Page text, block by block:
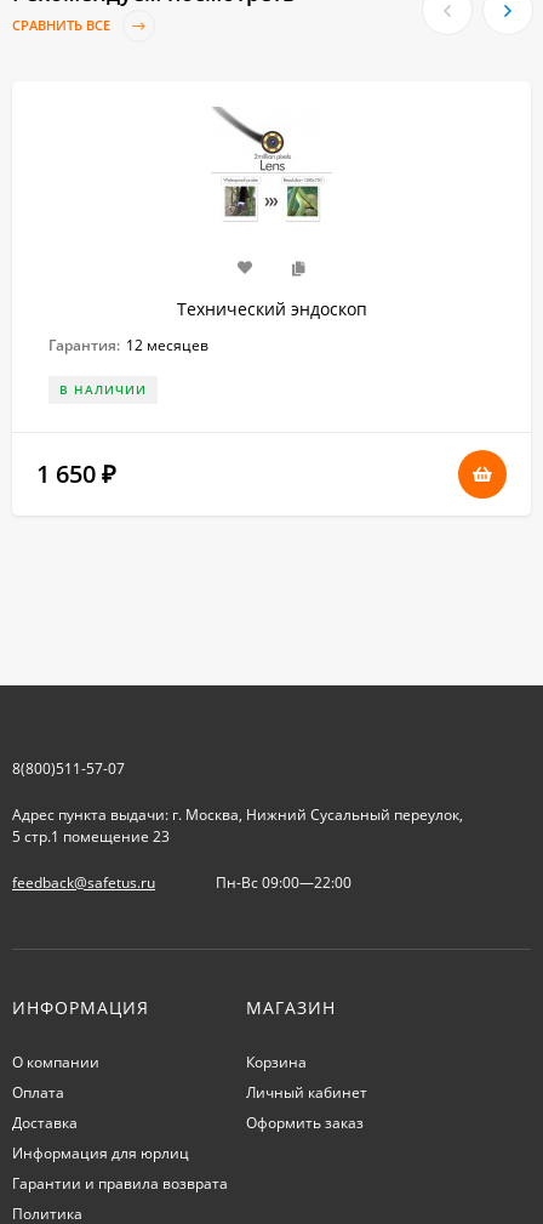
СРАВНИТЬ ВСЕ
Технический эндоскоп
Гарантия: 12 месяцев
В НАЛИЧИИ
1 650 ₽
8(800)511-57-07
Адрес пункта выдачи: г. Москва, Нижний Сусальный переулок,
5 стр.1 помещение 23
feedback@safetus.ru Пн-Вс 09:00—22:00
ИНФОРМАЦИЯ
О компании
Оплата
Доставка
Информация для юрлиц
Гарантии и правила возврата
Политика
МАГАЗИН
Корзина
Личный кабинет
Оформить заказ